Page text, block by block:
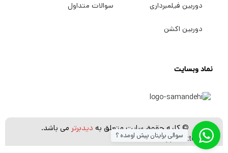
دوربین فیلمبرداری
دوربین اکشن
سوالات متداول
نماد وبسایت
© کلیه حقوق سایت متعلق به دیدبرتر می باشد.
[whatsapp_buttons] سوالی برایتان پیش اومده ؟